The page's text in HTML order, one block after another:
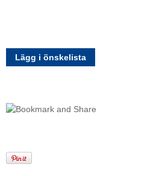
Lägg i önskelista